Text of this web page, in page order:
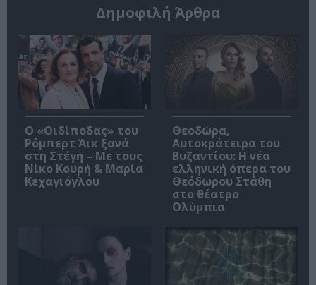
Δημοφιλή Άρθρα
O «Οιδίποδας» του
Ρόμπερτ Άικ ξανά
στη Στέγη – Με τους
Νίκο Κουρή & Μαρία
Κεχαγιόγλου
Θεοδώρα,
Αυτοκράτειρα του
Βυζαντίου: Η νέα
ελληνική όπερα του
Θεόδωρου Στάθη
στο θέατρο
Ολύμπια